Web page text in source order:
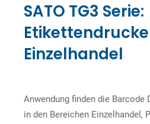
SATO TG3 Serie:
Einzelhandel
Anwendung finden die Barcode
in den Bereichen Einzelhandel,